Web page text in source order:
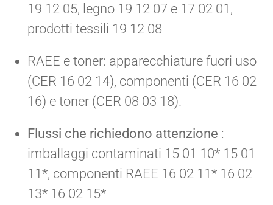
19 12 05, legno 19 12 07 e 17 02 01,
prodotti tessili 19 12 08
RAEE e toner: apparecchiature fuori uso
(CER 16 02 14), componenti (CER 16 02
16) e toner (CER 08 03 18).
Flussi che richiedono attenzione :
imballaggi contaminati 15 01 10* 15 01
11*, componenti RAEE 16 02 11* 16 02
13* 16 02 15*